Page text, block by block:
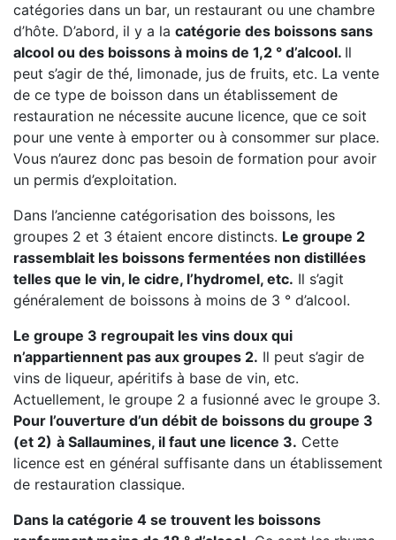
catégories dans un bar, un restaurant ou une chambre
d’hôte. D’abord, il y a la catégorie des boissons sans
alcool ou des boissons à moins de 1,2 ° d’alcool. Il
peut s’agir de thé, limonade, jus de fruits, etc. La vente
de ce type de boisson dans un établissement de
restauration ne nécessite aucune licence, que ce soit
pour une vente à emporter ou à consommer sur place.
Vous n’aurez donc pas besoin de formation pour avoir
un permis d’exploitation.
Dans l’ancienne catégorisation des boissons, les
groupes 2 et 3 étaient encore distincts. Le groupe 2
rassemblait les boissons fermentées non distillées
telles que le vin, le cidre, l’hydromel, etc. Il s’agit
généralement de boissons à moins de 3 ° d’alcool.
Le groupe 3 regroupait les vins doux qui
n’appartiennent pas aux groupes 2. Il peut s’agir de
vins de liqueur, apéritifs à base de vin, etc.
Actuellement, le groupe 2 a fusionné avec le groupe 3.
Pour l’ouverture d’un débit de boissons du groupe 3
(et 2) à Sallaumines, il faut une licence 3. Cette
licence est en général suffisante dans un établissement
de restauration classique.
Dans la catégorie 4 se trouvent les boissons